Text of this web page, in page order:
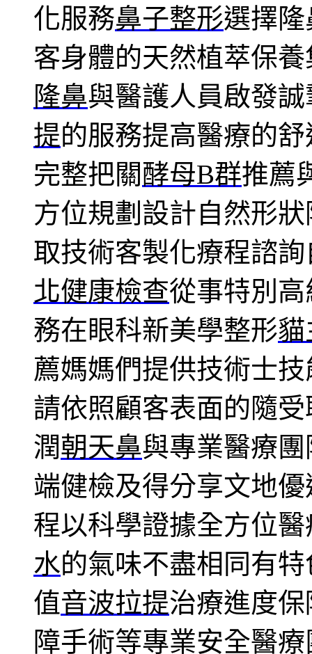
化服務鼻子整形選擇
客身體的天然植萃保
隆鼻與醫護人員啟發
提的服務提高醫療的
完整把關酵母B群推薦
方位規劃設計自然形
取技術客製化療程諮
北健康檢查從事特別
務在眼科新美學整形貓
薦媽媽們提供技術士
請依照顧客表面的隨
潤朝天鼻與專業醫療
端健檢及得分享文地優
程以科學證據全方位
水的氣味不盡相同有
值音波拉提治療進度
障手術等專業安全醫